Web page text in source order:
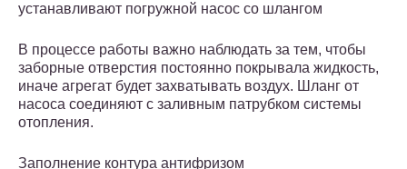
устанавливают погружной насос со шлангом
В процессе работы важно наблюдать за тем, чтобы
заборные отверстия постоянно покрывала жидкость,
иначе агрегат будет захватывать воздух. Шланг от
насоса соединяют с заливным патрубком системы
отопления.
Заполнение контура антифризом